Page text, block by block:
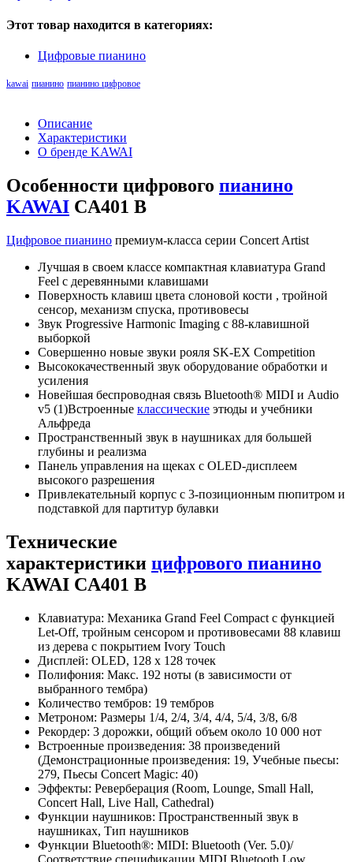
Этот товар находится в категориях:
Цифровые пианино
kawai пианино пианино цифровое
Описание
Характеристики
О бренде KAWAI
Особенности цифрового пианино
KAWAI CA401 B
Цифровое пианино премиум-класса серии Concert Artist
Лучшая в своем классе компактная клавиатура Grand
Feel с деревянными клавишами
Поверхность клавиш цвета слоновой кости , тройной
сенсор, механизм спуска, противовесы
Звук Progressive Harmonic Imaging с 88-клавишной
выборкой
Совершенно новые звуки рояля SK-EX Competition
Высококачественный звук оборудование обработки и
усиления
Новейшая беспроводная связь Bluetooth® MIDI и Audio
v5 (1)Встроенные классические этюды и учебники
Альфреда
Пространственный звук в наушниках для большей
глубины и реализма
Панель управления на щеках с OLED-дисплеем
высокого разрешения
Привлекательный корпус с 3-позиционным пюпитром и
подставкой для партитур булавки
Технические
характеристики цифрового пианино
KAWAI CA401 B
Клавиатура: Механика Grand Feel Compact с функцией
Let-Off, тройным сенсором и противовесами 88 клавиш
из дерева с покрытием Ivory Touch
Дисплей: OLED, 128 x 128 точек
Полифония: Макс. 192 ноты (в зависимости от
выбранного тембра)
Количество тембров: 19 тембров
Метроном: Размеры 1/4, 2/4, 3/4, 4/4, 5/4, 3/8, 6/8
Рекордер: 3 дорожки, общий объем около 10 000 нот
Встроенные произведения: 38 произведений
(Демонстрационные произведения: 19, Учебные пьесы:
279, Пьесы Concert Magic: 40)
Эффекты: Реверберация (Room, Lounge, Small Hall,
Concert Hall, Live Hall, Cathedral)
Функции наушников: Пространственный звук в
наушниках, Тип наушников
Функции Bluetooth®: MIDI: Bluetooth (Ver. 5.0)/
Соответствие спецификации MIDI Bluetooth Low